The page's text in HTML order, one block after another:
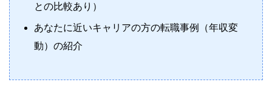
との比較あり）
あなたに近いキャリアの方の転職事例
（年収変
動）の紹介